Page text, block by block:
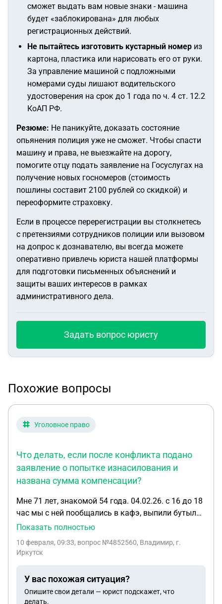
сможет выдать вам новые знаки - машина
будет «заблокирована» для любых
регистрационных действий.
Не пытайтесь изготовить кустарный номер из
картона, пластика или нарисовать его от руки.
За управление машиной с подложными
номерами суды лишают водительского
удостоверения на срок до 1 года по ч. 4 ст. 12.2
КоАП РФ.
Резюме: Не паникуйте, доказать состояние
опьянения полиция уже не сможет. Чтобы спасти
машину и права, не выезжайте на дорогу,
помогите отцу подать заявление на Госуслугах на
получение новых госномеров (стоимость
пошлины составит 2100 рублей со скидкой) и
переоформите страховку.
Если в процессе перерегистрации вы столкнетесь
с претензиями сотрудников полиции или вызовом
на допрос к дознавателю, вы всегда можете
оперативно привлечь юриста нашей платформы
для подготовки письменных объяснений и
защиты ваших интересов в рамках
административного дела.
Задать вопрос юристу
Похожие вопросы
Уголовное право
Что делать, если после конфликта подано
заявление о попытке изнасилования и
названа сумма компенсации?
Мне 71 лет, знакомой 54 года. 04.02.26. с 16 до 18
час мы с ней пообщались в кафэ, выпили бутылку
коньяка. Продолжили у общего знакомого на
бутылку водки. После чего у знакомой началась
себя, она упала. У нее побежала кровь с
рассеченной губы. Я повел ее в ванную смыть
Показать полностью
10 февраля, 09:33, вопрос №4852560, Владимир, г.
Иркутск
У вас похожая ситуация?
Опишите свои детали — юрист подскажет, что
делать.